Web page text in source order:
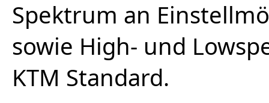
Spektrum an
sowie High- und
KTM Standard.